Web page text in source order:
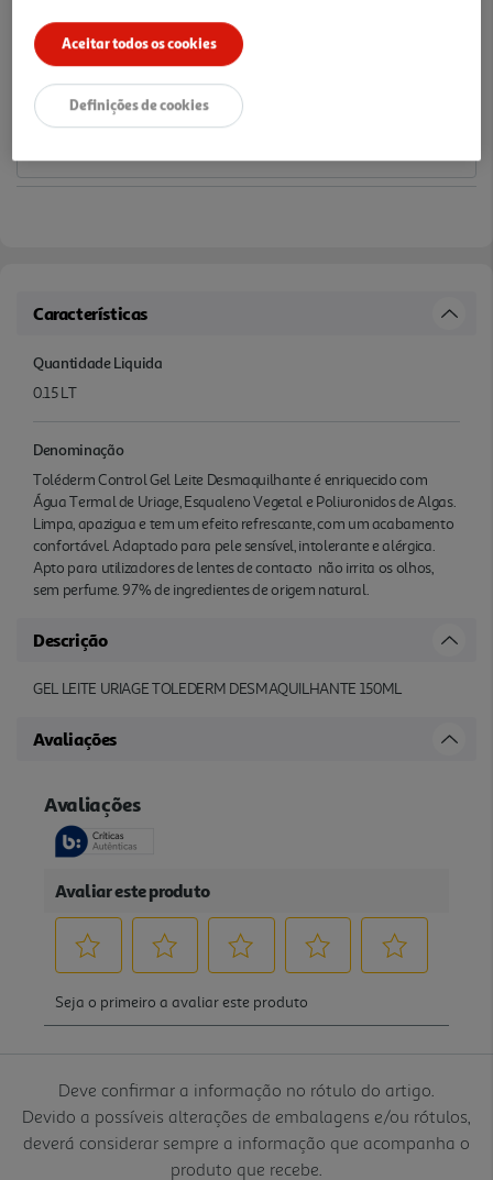
16,03 €
Notas de preparação
Características
Quantidade Liquida
0.15 LT
Denominação
Toléderm Control Gel Leite Desmaquilhante é enriquecido com
Água Termal de Uriage, Esqualeno Vegetal e Poliuronidos de Algas.
Limpa, apazigua e tem um efeito refrescante, com um acabamento
confortável. Adaptado para pele sensível, intolerante e alérgica.
Apto para utilizadores de lentes de contacto  não irrita os olhos,
sem perfume. 97% de ingredientes de origem natural.
Descrição
GEL LEITE URIAGE TOLEDERM DESMAQUILHANTE 150ML
Avaliações
Deve confirmar a informação no rótulo do artigo.
Devido a possíveis alterações de embalagens e/ou rótulos,
deverá considerar sempre a informação que acompanha o
produto que recebe.
Aceitar todos os cookies
Definições de cookies